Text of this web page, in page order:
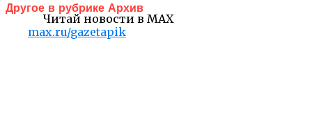
Читай новости в MAX
max.ru/gazetapik
Другое в рубрике Архив